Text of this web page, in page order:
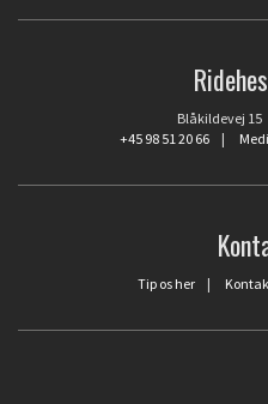
Blåkildevej
+45 98 51 20 66|
Tip os her |